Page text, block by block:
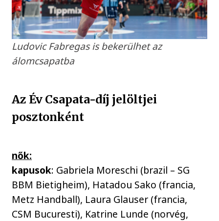
Ludovic Fabregas is bekerülhet az
álomcsapatba
Az Év Csapata-díj jelöltjei
posztonként
nők:
kapusok: Gabriela Moreschi (brazil – SG
BBM Bietigheim), Hatadou Sako (francia,
Metz Handball), Laura Glauser (francia,
CSM Bucuresti), Katrine Lunde (norvég,